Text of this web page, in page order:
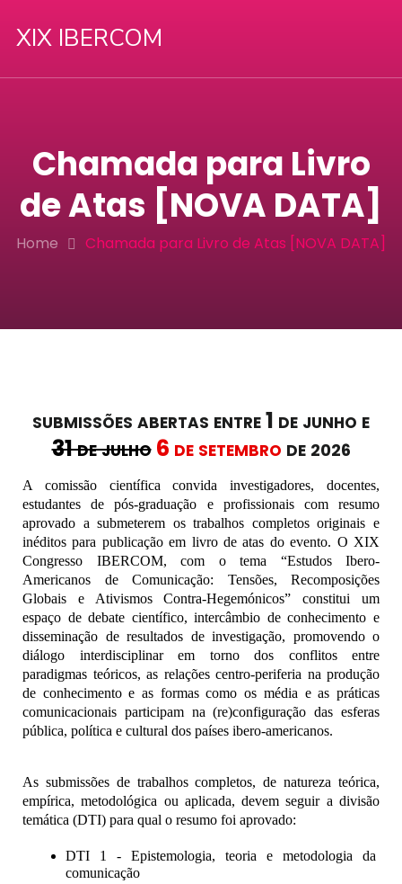
XIX IBERCOM
Chamada para Livro
de Atas [NOVA DATA]
Home Chamada para Livro de Atas [NOVA DATA]
submissões abertas entre 1 de junho e
31 de julho6 de setembro de 2026
A comissão científica convida investigadores, docentes,
estudantes de pós-graduação e profissionais com resumo
aprovado a submeterem os trabalhos completos originais e
inéditos para publicação em livro de atas do evento. O XIX
Congresso IBERCOM, com o tema “Estudos Ibero-
Americanos de Comunicação: Tensões, Recomposições
Globais e Ativismos Contra-Hegemónicos” constitui um
espaço de debate científico, intercâmbio de conhecimento e
disseminação de resultados de investigação, promovendo o
diálogo interdisciplinar em torno dos conflitos entre
paradigmas teóricos, as relações centro-periferia na produção
de conhecimento e as formas como os média e as práticas
comunicacionais participam na (re)configuração das esferas
pública, política e cultural dos países ibero-americanos.
As submissões de trabalhos completos, de natureza teórica,
empírica, metodológica ou aplicada, devem seguir a divisão
temática (DTI) para qual o resumo foi aprovado:
DTI 1 - Epistemologia, teoria e metodologia da
comunicação